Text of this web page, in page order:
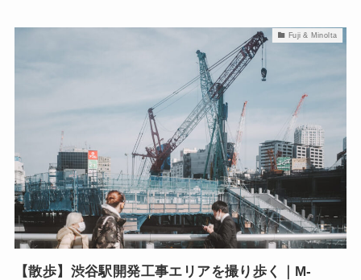
Fuji & Minolta
【散歩】渋谷駅開発工事エリアを撮り歩く｜M-